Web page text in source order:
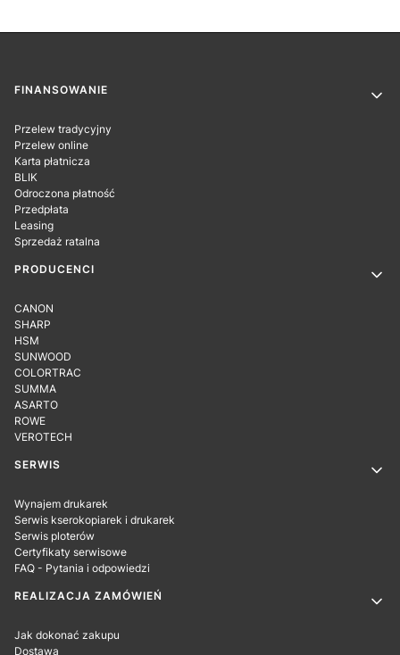
Linki w stopce
FINANSOWANIE
Przelew tradycyjny
Przelew online
Karta płatnicza
BLIK
Odroczona płatność
Przedpłata
Leasing
Sprzedaż ratalna
PRODUCENCI
CANON
SHARP
HSM
SUNWOOD
COLORTRAC
SUMMA
ASARTO
ROWE
VEROTECH
SERWIS
Wynajem drukarek
Serwis kserokopiarek i drukarek
Serwis ploterów
Certyfikaty serwisowe
FAQ - Pytania i odpowiedzi
REALIZACJA ZAMÓWIEŃ
Jak dokonać zakupu
Dostawa